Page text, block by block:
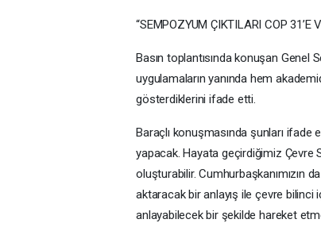
“SEMPOZYUM ÇIKTILARI COP 31’E
Basın toplantısında konuşan Genel
uygulamaların yanında hem
gösterdiklerini ifade etti.
Baraçlı konuşmasında şunları ifade
yapacak. Hayata geçirdiğimiz Çevre
oluşturabilir. Cumhurbaşkanımızın
aktaracak bir anlayış ile çevre
anlayabilecek bir şekilde hareket